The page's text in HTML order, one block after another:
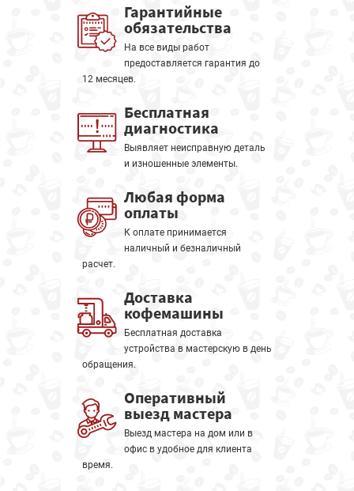
Гарантийные
обязательства
На все виды работ
предоставляется гарантия до
12 месяцев.
Бесплатная
диагностика
Выявляет неисправную деталь
и изношенные элементы.
Любая форма
оплаты
К оплате принимается
наличный и безналичный
расчет.
Доставка
кофемашины
Бесплатная доставка
устройства в мастерскую в день
обращения.
Оперативный
выезд мастера
Выезд мастера на дом или в
офис в удобное для клиента
время.